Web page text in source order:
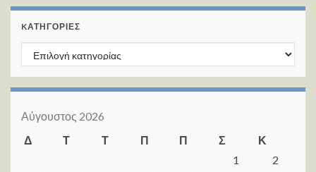
KΑΤΗΓΟΡΊΕΣ
Kατηγορίες
Αύγουστος 2026
Δ
Τ Τ Π Π Σ
Κ
1
2